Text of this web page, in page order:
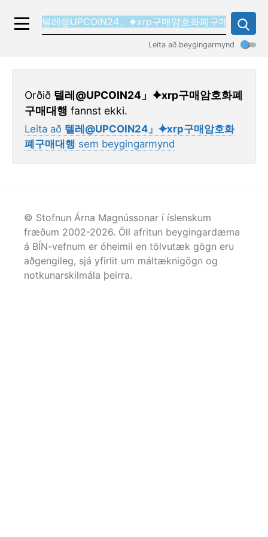
Leita að beygingarmynd
Orðið 텔레@UPCOIN24」⯌xrp구매암호화폐
구매대행 fannst ekki.
Leita að 텔레@UPCOIN24」⯌xrp구매암호화
폐구매대행 sem beygingarmynd
© Stofnun Árna Magnússonar í íslenskum
fræðum 2002-2026. Öll afritun beygingardæma
á BÍN-vefnum er óheimil en tölvutæk gögn eru
aðgengileg, sjá yfirlit um máltæknigögn og
notkunarskilmála þeirra.